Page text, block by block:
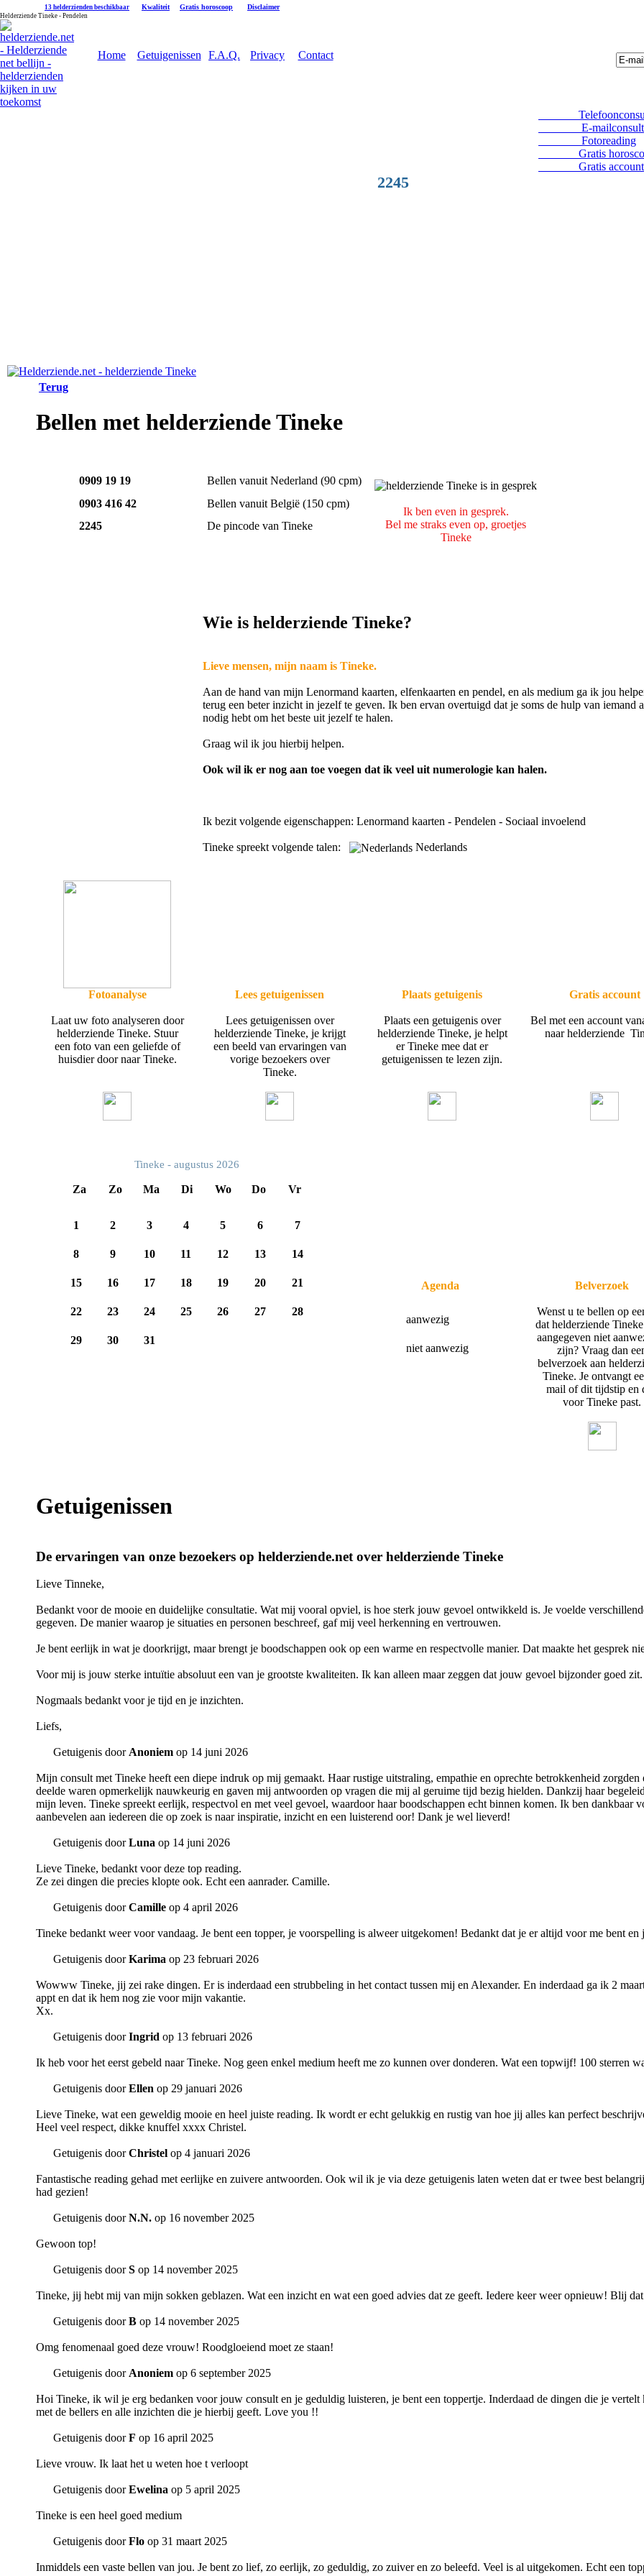
13 helderzienden beschikbaar Kwaliteit Gratis horoscoop Disclaimer
Helderziende Tineke - Pendelen
Home Getuigenissen F.A.Q. Privacy Contact
2245
E-mailconsult
Fotoreading
Gratis
Gratis account
Terug
Bellen met helderziende Tineke
Ik ben even in gesprek.
Bel me straks even op, groetjes
Tineke
0909 19 19 Bellen vanuit Nederland (90 cpm)
0903 416 42
Bellen vanuit België (150 cpm)
2245
De pincode van Tineke
Wie is helderziende Tineke?
Lieve mensen, mijn naam is Tineke.
Aan de hand van mijn Lenormand kaarten, elfenkaarten en pendel, en als medium ga ik jou
terug een beter inzicht in jezelf te geven. Ik ben ervan overtuigd dat je soms de hulp van iemand
nodig hebt om het beste uit jezelf te halen.
Graag wil ik jou hierbij helpen.
Ook wil ik er nog aan toe voegen dat ik veel uit numerologie kan halen.
Ik bezit volgende eigenschappen: Lenormand kaarten - Pendelen - Sociaal invoelend
Tineke spreekt volgende talen: Nederlands
Fotoanalyse Lees getuigenissen Plaats getuigenis Gratis account
Laat uw foto analyseren door
helderziende Tineke. Stuur
een foto van een geliefde of
huisdier door naar Tineke.
Lees getuigenissen over
helderziende Tineke, je krijgt
een beeld van ervaringen van
vorige bezoekers over
Tineke.
Plaats een getuigenis over
helderziende Tineke, je helpt
er Tineke mee dat er
getuigenissen te lezen zijn.
Bel met een account
naar helderziende
Tineke - augustus 2026
Za Zo Ma Di Wo Do Vr
1 2 3 4 5 6 7
8 9 10 11 12 13 14
15 16 17 18 19 20 21
22 23 24 25 26 27 28
29 30 31
Agenda Belverzoek
aanwezig
niet aanwezig
Wenst u te bellen op
dat helderziende
aangegeven niet
zijn? Vraag dan
belverzoek aan
Tineke. Je ontvangt
mail of dit tijdstip en
voor Tineke past.
Getuigenissen
De ervaringen van onze bezoekers op helderziende.net over helderziende Tineke
Lieve Tinneke,
Bedankt voor de mooie en duidelijke consultatie. Wat mij vooral opviel, is hoe sterk jouw gevoel ontwikkeld is. Je voelde
gegeven. De manier waarop je situaties en personen beschreef, gaf mij veel herkenning en vertrouwen.
Je bent eerlijk in wat je doorkrijgt, maar brengt je boodschappen ook op een warme en respectvolle manier. Dat maakte het gesprek
Voor mij is jouw sterke intuïtie absoluut een van je grootste kwaliteiten. Ik kan alleen maar zeggen dat jouw gevoel bijzonder goed zit.
Nogmaals bedankt voor je tijd en je inzichten.
Liefs,
Getuigenis door Anoniem op 14 juni 2026
Mijn consult met Tineke heeft een diepe indruk op mij gemaakt. Haar rustige uitstraling, empathie en oprechte betrokkenheid
deelde waren opmerkelijk nauwkeurig en gaven mij antwoorden op vragen die mij al geruime tijd bezig hielden. Dankzij haar
mijn leven. Tineke spreekt eerlijk, respectvol en met veel gevoel, waardoor haar boodschappen echt binnen komen. Ik ben dankbaar
aanbevelen aan iedereen die op zoek is naar inspiratie, inzicht en een luisterend oor! Dank je wel lieverd!
Getuigenis doorLuna op 14 juni 2026
Lieve Tineke, bedankt voor deze top reading.
Ze zei dingen die precies klopte ook. Echt een aanrader. Camille.
Getuigenis doorCamille op 4 april 2026
Tineke bedankt weer voor vandaag. Je bent een topper, je voorspelling is alweer uitgekomen! Bedankt dat je er altijd voor me bent en
Getuigenis doorKarima op 23 februari 2026
Wowww Tineke, jij zei rake dingen. Er is inderdaad een strubbeling in het contact tussen mij en Alexander. En inderdaad ga ik 2
appt en dat ik hem nog zie voor mijn vakantie.
Xx.
Getuigenis doorIngrid op 13 februari 2026
Ik heb voor het eerst gebeld naar Tineke. Nog geen enkel medium heeft me zo kunnen over donderen. Wat een topwijf! 100 sterren
Getuigenis doorEllen op 29 januari 2026
Lieve Tineke, wat een geweldig mooie en heel juiste reading. Ik wordt er echt gelukkig en rustig van hoe jij alles kan perfect
Heel veel respect, dikke knuffel xxxx Christel.
Getuigenis doorChristel op 4 januari 2026
Fantastische reading gehad met eerlijke en zuivere antwoorden. Ook wil ik je via deze getuigenis laten weten dat er twee best
had gezien!
Getuigenis doorN.N. op 16 november 2025
Gewoon top!
Getuigenis doorS op 14 november 2025
Tineke, jij hebt mij van mijn sokken geblazen. Wat een inzicht en wat een goed advies dat ze geeft. Iedere keer weer opnieuw! Blij
Getuigenis doorB op 14 november 2025
Omg fenomenaal goed deze vrouw! Roodgloeiend moet ze staan!
Getuigenis door Anoniem op 6 september 2025
Hoi Tineke, ik wil je erg bedanken voor jouw consult en je geduldig luisteren, je bent een toppertje. Inderdaad de dingen die je
met de bellers en alle inzichten die je hierbij geeft. Love you !!
Getuigenis doorF op 16 april 2025
Lieve vrouw. Ik laat het u weten hoe t verloopt
Getuigenis doorEwelina op 5 april 2025
Tineke is een heel goed medium
Getuigenis doorFlo op 31 maart 2025
Inmiddels een vaste bellen van jou. Je bent zo lief, zo eerlijk, zo geduldig, zo zuiver en zo beleefd. Veel is al uitgekomen. Echt een